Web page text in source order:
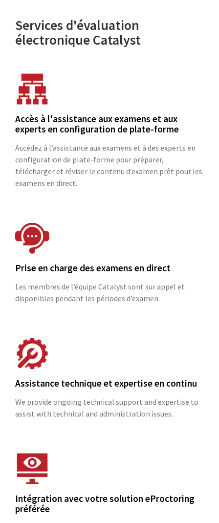
Services d'évaluation
électronique Catalyst
Accès à l'assistance aux examens et aux
experts en configuration de plate-forme
Accédez à l’assistance aux examens et à des experts en
configuration de plate-forme pour préparer,
télécharger et réviser le contenu d’examen prêt pour les
examens en direct.
Prise en charge des examens en direct
Les membres de l’équipe Catalyst sont sur appel et
disponibles pendant les périodes d’examen.
Assistance technique et expertise en continu
We provide ongoing technical support and expertise to
assist with technical and administration issues.
Intégration avec votre solution eProctoring
préférée